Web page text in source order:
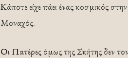
Κάποτε είχε πάει ένας κοσμικός
Μοναχός.
Οι Πατέρες όμως της Σκήτης δεν